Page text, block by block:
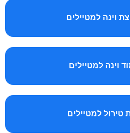
למטיילים